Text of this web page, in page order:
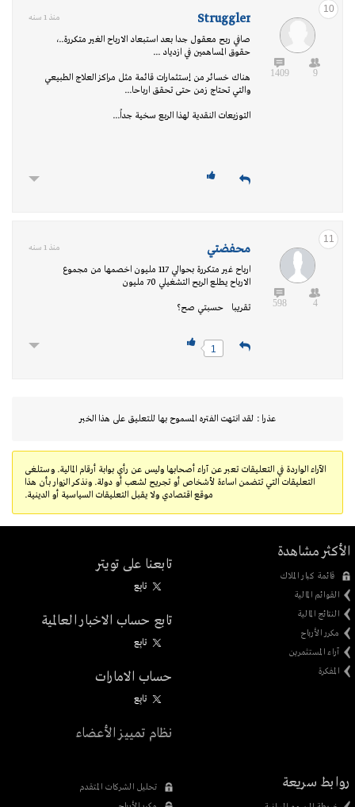
10
9
1409
Struggler منذ 1 سنه
صافي ربح معقول جدا بعد استبعاد الارباح الغير متكررة..،
حقوق المساهمين في ازدياد ...
هناك خسائر من إستثمارات قائمة مثل مراكز العلاج الطبيعي
والتي تحتاج زمن حتى تحقق ارباحا...
التوزيعات النقدية لهذا الربع سخية جداً...
11
4
598
محفضتي منذ 1 سنه
ارباح غير متكررة بحوالي 117 مليون اخصمها من مجموع
الارباح يطلع الربح التشغيلي 70 مليون
تقريبا حسبتي صح؟
1
عذرا : لقد انتهت الفتره المسموح بها للتعليق على هذا الخبر
الآراء الواردة في التعليقات تعبر عن آراء أصحابها وليس عن رأي بوابة أرقام المالية. وستلغى
التعليقات التي تتضمن اساءة لأشخاص أو تجريح لشعب أو دولة. ونذكر الزوار بأن هذا
موقع اقتصادي ولا يقبل التعليقات السياسية أو الدينية.
الأكثر مشاهدة
قائمة كبار الملاك
القوائم المالية
النتائج المالية
مكرر الأرباح
آراء المستثمرين
المفكرة
تابعنا على تويتر
تابِع
تابع حساب الاخبار العالمية
تابِع
حساب الامارات
تابِع
نظام تمييز الأعضاء
روابط سريعة
تحليل الشركات المتقدم